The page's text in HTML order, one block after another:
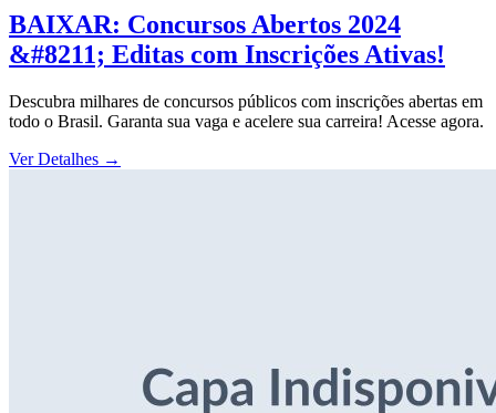
BAIXAR: Concursos Abertos 2024
&#8211; Editas com Inscrições Ativas!
Descubra milhares de concursos públicos com inscrições abertas em
todo o Brasil. Garanta sua vaga e acelere sua carreira! Acesse agora.
Ver Detalhes →